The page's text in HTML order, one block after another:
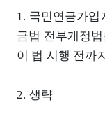
1. 국민연금가입
금법 전부개정
이 법 시행 전까
2. 생략